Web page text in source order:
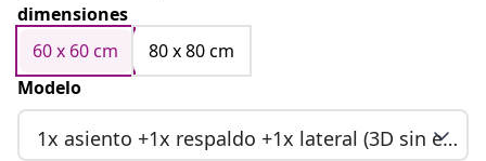
dimensiones
60 x 60 cm
80 x 80 cm
Modelo
1x asiento +1x respaldo +1x lateral (3D sin etiqueta)